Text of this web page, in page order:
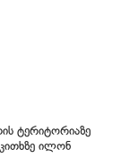
ტერიტორიაზე
ილონ